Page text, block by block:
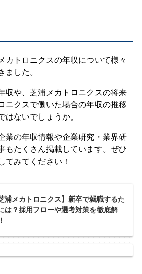
カトロニクスの年収について様々
ました。
収や、芝浦メカトロニクスの将来
ニクスで働いた場合の年収の推移
はないでしょうか。
業の年収情報や企業研究・業界研
もたくさん掲載しています。ぜひ
てみてください！
浦メカトロニクス】新卒で就職するた
は？採用フローや選考対策を徹底解